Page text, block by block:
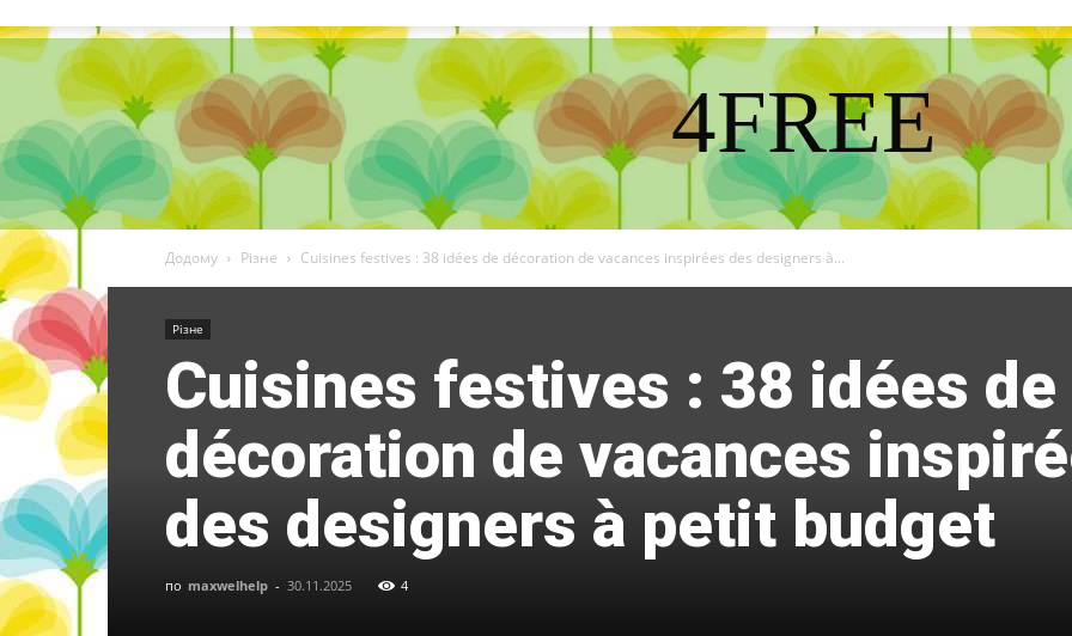
4FREE
DISCOVER THE ART OF PUBLISHING
Додому Різне Cuisines festives : 38 idées de décoration de vacances inspirées des designers à...
Різне
Cuisines festives : 38 idées de
décoration de vacances
des designers à petit budget
по maxwelhelp - 30.11.2025 4